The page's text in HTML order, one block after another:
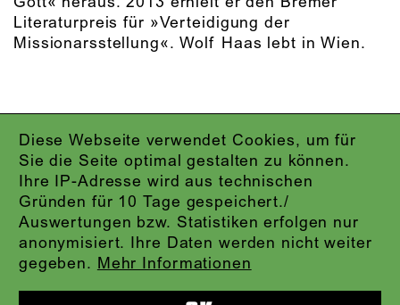
Diese Webseite verwendet Cookies, um für
Sie die Seite optimal gestalten zu können.
Ihre IP-Adresse wird aus technischen
Gründen für 10 Tage gespeichert./
Auswertungen bzw. Statistiken erfolgen nur
anonymisiert. Ihre Daten werden nicht weiter
gegeben. Mehr Informationen
Literaturpreis für »Verteidigung der
Missionarsstellung«. Wolf Haas lebt in Wien.
IMPRESSUM
DATENSCHUTZ
AGB
KONTAKT
ABO-LOGIN
PRESSE